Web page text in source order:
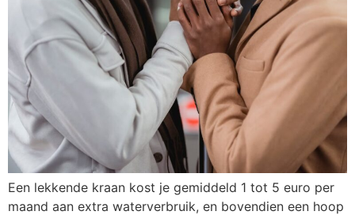
Een lekkende kraan kost je gemiddeld 1 tot 5 euro per
maand aan extra waterverbruik, en bovendien een hoop